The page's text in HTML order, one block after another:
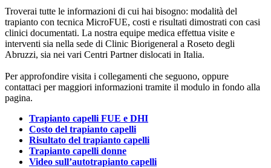
Troverai tutte le informazioni di cui hai bisogno: modalità del
trapianto con tecnica MicroFUE, costi e risultati dimostrati con casi
clinici documentati. La nostra equipe medica effettua visite e
interventi sia nella sede di Clinic Biorigeneral a Roseto degli
Abruzzi, sia nei vari Centri Partner dislocati in Italia.
Per approfondire visita i collegamenti che seguono, oppure
contattaci per maggiori informazioni tramite il modulo in fondo alla
pagina.
Trapianto capelli FUE e DHI
Costo del trapianto capelli
Risultato del trapianto capelli
Trapianto capelli donne
Video sull’autotrapianto capelli